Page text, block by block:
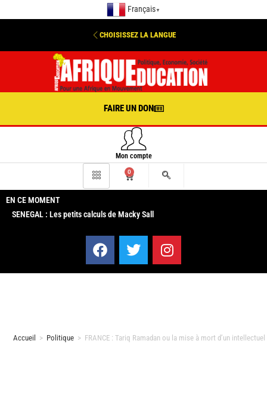
Français ▼
CHOISISSEZ LA LANGUE
FAIRE UN DON
Mon compte
0
EN CE MOMENT
SENEGAL : Les petits calculs de Macky Sall
Accueil > Politique > FRANCE : Tariq Ramadan ou la mise à mort d’un